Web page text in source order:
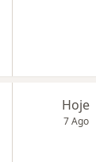
Hoje
7 Ago